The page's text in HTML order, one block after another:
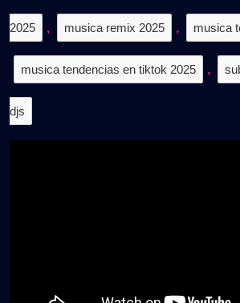
2025 , musica remix 2025 , musica
musica tendencias en tiktok 2025 ,
djs